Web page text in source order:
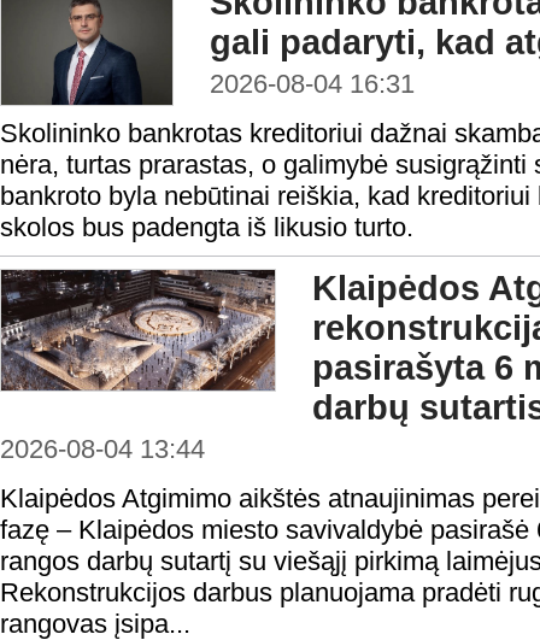
gali padaryti, kad
2026-08-04 16:31
Skolininko bankrotas kreditoriui dažnai
nėra, turtas prarastas, o galimybė susigrąžinti
bankroto byla nebūtinai reiškia, kad
skolos bus padengta iš likusio turto.
Klaipėdos
pasirašyta 6
darbų
2026-08-04 13:44
Klaipėdos Atgimimo aikštės atnaujinimas
fazę – Klaipėdos miesto savivaldybė
rangos darbų sutartį su viešąjį pirkimą
Rekonstrukcijos darbus planuojama pradėti
rangovas įsipa...